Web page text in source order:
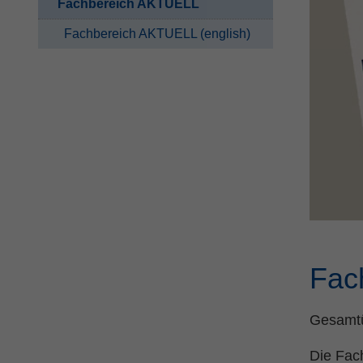
Fachbereich AKTUELL
Fachbereich AKTUELL (english)
Die